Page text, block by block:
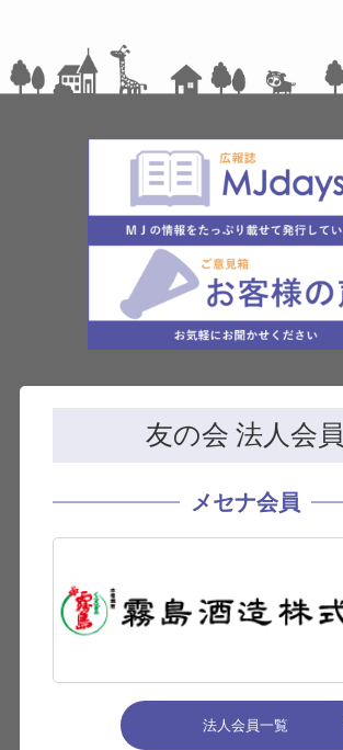
友の会 法人会員
メセナ会員
法人会員一覧